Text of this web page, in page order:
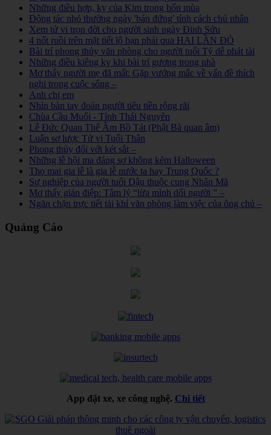
Những điều hợp, kỵ của Kim trong bốn mùa
Động tác nhỏ thường ngày 'bán đứng' tính cách chủ nhân
Xem tử vi trọn đời cho người sinh ngày Đinh Sửu
4 nốt ruồi trên mặt tiết lộ bạn phải qua HAI LẦN ĐÒ
Bài trí phong thủy văn phòng cho người tuổi Tý dễ phát tài
Những điều kiêng kỵ khi bài trí gương trong nhà
Mơ thấy người mẹ đã mất: Gặp vướng mắc về vấn đề thích
nghi trong cuộc sống –
Anh chị em
Nhìn bàn tay đoán người tiêu tiền rộng rãi
Chùa Cầu Muối - Tỉnh Thái Nguyên
Lễ Đức Quan Thế Âm Bồ Tát (Phật Bà quan âm)
Luận sơ lược Tử vi Tuổi Thân
Phong thủy đối với két sắt –
Những lễ hội ma đáng sợ không kém Halloween
Thọ mai gia lễ là gia lễ nước ta hay Trung Quốc ?
Sự nghiệp của người tuổi Dậu thuộc cung Nhân Mã
Mơ thấy gián điệp: Tâm lý “lừa mình dối người ” –
Ngăn chặn trực tiết tài khí văn phòng làm việc của ông chủ –
Quảng Cáo
App đặt xe, xe công nghệ. Chi tiết